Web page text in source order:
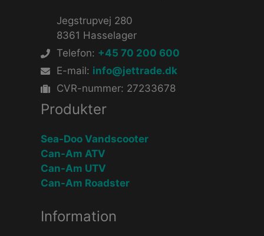
Jegstrupvej 280
8361 Hasselager
Telefon: +45 70 200 600
E-mail: info@jettrade.dk
CVR-nummer: 27233678
Produkter
Sea-Doo Vandscooter
Can-Am ATV
Can-Am UTV
Can-Am Roadster
Information